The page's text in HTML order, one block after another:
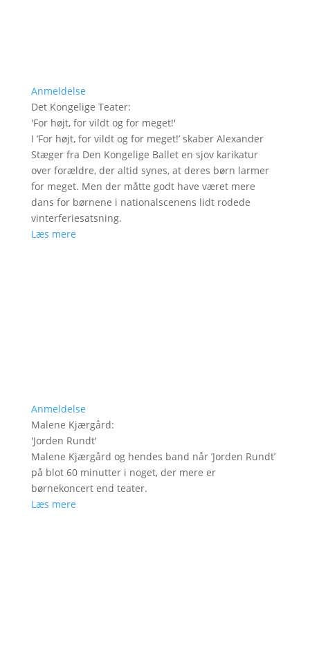
Anmeldelse
Det Kongelige Teater:
'For højt, for vildt og for meget!'
I ’For højt, for vildt og for meget!’ skaber Alexander
Stæger fra Den Kongelige Ballet en sjov karikatur
over forældre, der altid synes, at deres børn larmer
for meget. Men der måtte godt have været mere
dans for børnene i nationalscenens lidt rodede
vinterferiesatsning.
Læs mere
Anmeldelse
Malene Kjærgård:
'Jorden Rundt'
Malene Kjærgård og hendes band når ’Jorden Rundt’
på blot 60 minutter i noget, der mere er
børnekoncert end teater.
Læs mere